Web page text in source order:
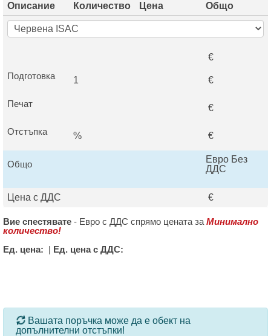
Описание Количество Цена Общо
€
Подготовка
1 €
Печат €
Отстъпка % €
Общо
Евро Без
ДДС
Цена с ДДС €
Вие спестявате - Евро с ДДС спрямо цената за Минимално
количество!
Ед. цена: | Ед. цена с ДДС:
За определени продукти и количества се ползват
Вашата поръчка може да е обект на
допълнителни отстъпки!